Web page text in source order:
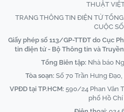
THUẬT
TRANG THÔNG TIN ĐIỆN TỬ
CUỘC
Giấy phép số 113/GP-TTĐT do Cục
tin điện tử - Bộ Thông tin và
Tổng Biên tập: Nhà báo
Tòa soạn: Số 70 Trần Hưng
VPĐD tại TP.HCM: 590/24 Phan Văn
phố Hồ